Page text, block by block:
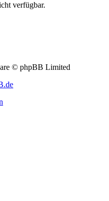
verfügbar.
© phpBB Limited